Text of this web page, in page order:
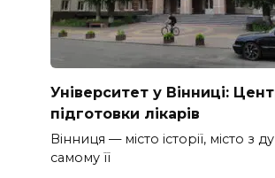
Університет у Вінниці:
підготовки лікарів
Вінниця — місто історії, місто з
самому її